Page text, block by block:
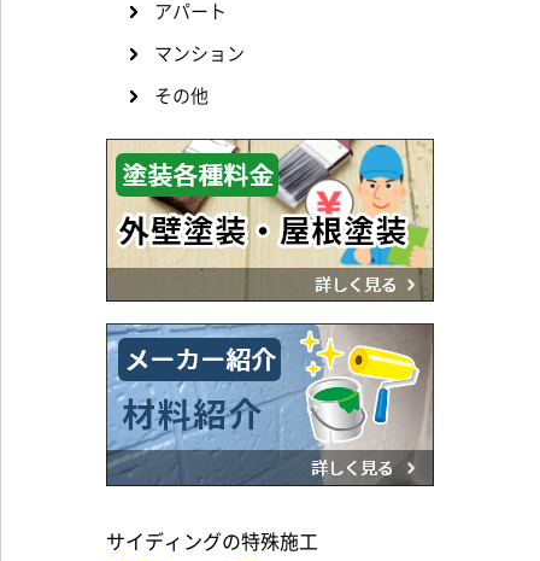
アパート
マンション
その他
サイディングの特殊施工